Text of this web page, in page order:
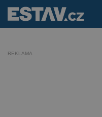
REKLAMA